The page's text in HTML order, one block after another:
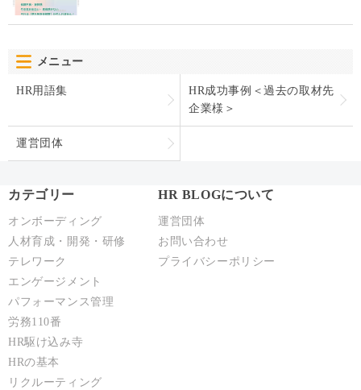
メニュー
HR用語集
HR成功事例＜過去の取材先
企業様＞
運営団体
カテゴリー
オンボーディング
人材育成・開発・研修
テレワーク
エンゲージメント
パフォーマンス管理
労務110番
HR駆け込み寺
HRの基本
リクルーティング
HR BLOGについて
運営団体
お問い合わせ
プライバシーポリシー